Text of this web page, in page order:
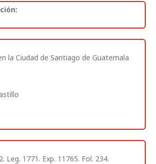
la Ciudad de Santiago de Guatemala
Leg. 1771. Exp. 11765. Fol. 234.